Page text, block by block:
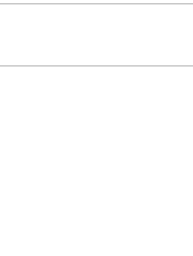
Oliveira no Chile